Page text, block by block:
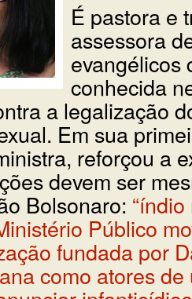
É pastora e
assessora
evangélicos
conhecida
a legalização
Em sua
reforçou a
devem ser
Bolsonaro:
Público
fundada por
como atores